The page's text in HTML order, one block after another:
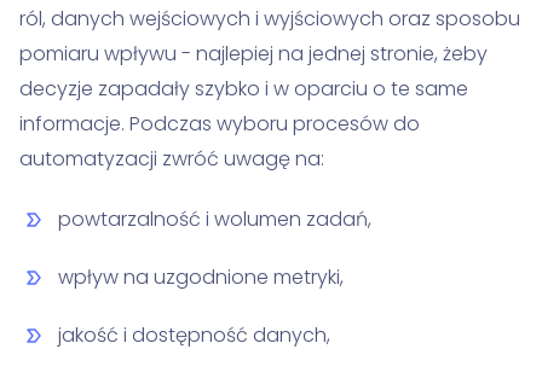
ról, danych wejściowych i wyjściowych oraz sposobu
pomiaru wpływu - najlepiej na jednej stronie, żeby
decyzje zapadały szybko i w oparciu o te same
informacje. Podczas wyboru procesów do
automatyzacji zwróć uwagę na:
powtarzalność i wolumen zadań,
wpływ na uzgodnione metryki,
jakość i dostępność danych,